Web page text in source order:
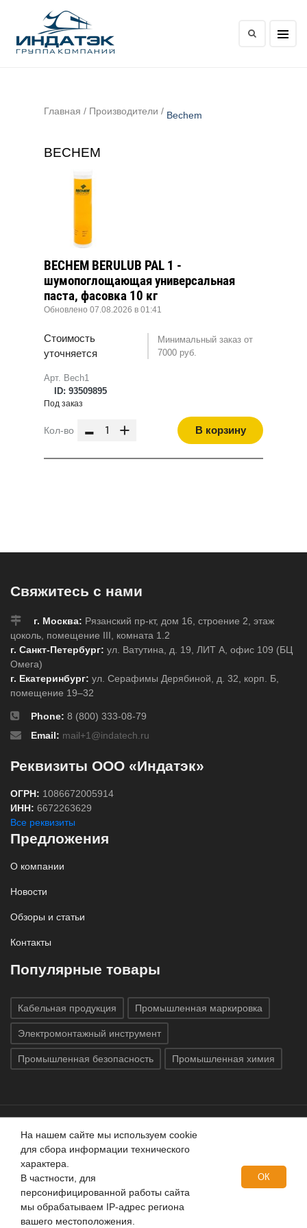
Главная / Производители / Bechem
BECHEM
Арт. Bech1
ID: 93509895
BECHEM BERULUB PAL 1 -
шумопоглощающая универсальная
паста, фасовка 10 кг
Обновлено 07.08.2026 в 01:41
Стоимость
уточняется
Минимальный заказ от
7000 руб.
Под заказ
Кол-во - + В корзину
Свяжитесь с нами
г. Москва: Рязанский пр-кт, дом 16, строение 2, этаж
цоколь, помещение III, комната 1.2
г. Санкт-Петербург: ул. Ватутина, д. 19, ЛИТ А, офис 109 (БЦ
Омега)
г. Екатеринбург: ул. Серафимы Дерябиной, д. 32, корп. Б,
помещение 19–32
Phone: 8 (800) 333-08-79
Email: mail+1@indatech.ru
Реквизиты ООО «Индатэк»
ОГРН: 1086672005914
ИНН: 6672263629
Все реквизиты
Предложения
О компании
Новости
Обзоры и статьи
Контакты
Популярные товары
Кабельная продукция Промышленная маркировка
Электромонтажный инструмент
Промышленная безопасность Промышленная химия
Все права защищены © 2020 ГК «Индатэк»
защищены.Использование материалов с сайта запрещено.
Данный сайт не является публичной офертой, определяемой
положениями статей 437 (2) ГК РФ.
На нашем сайте мы используем cookie
для сбора информации технического
характера.
В частности, для
персонифицированной работы сайта
мы обрабатываем IP-адрес региона
вашего местоположения.
ОК